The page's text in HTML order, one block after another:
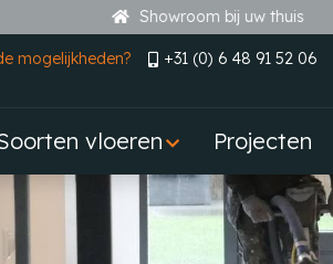
Showroom bij uw thuis
mogelijkheden? +31 (0) 6 48 91 52 06
vloeren Projecten